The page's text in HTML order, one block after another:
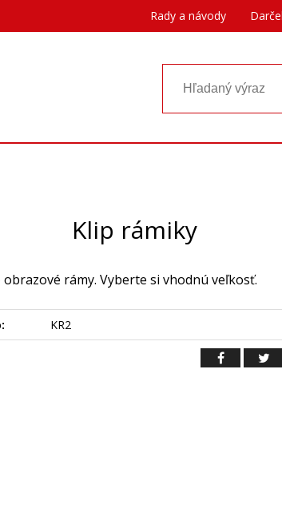
Rady a návody
Klip rámiky
obrazové rámy. Vyberte si vhodnú veľkosť.
KR2